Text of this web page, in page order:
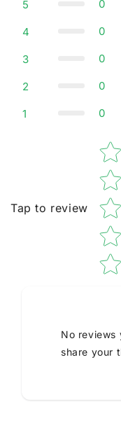
5 0
4 0
3 0
2 0
1 0
Tap to review
Star
No reviews
share your